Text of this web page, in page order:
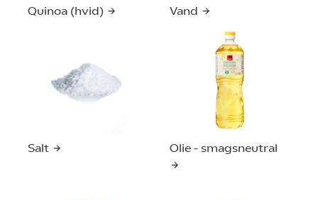
Quinoa (hvid) Vand
Salt Olie - smagsneutral